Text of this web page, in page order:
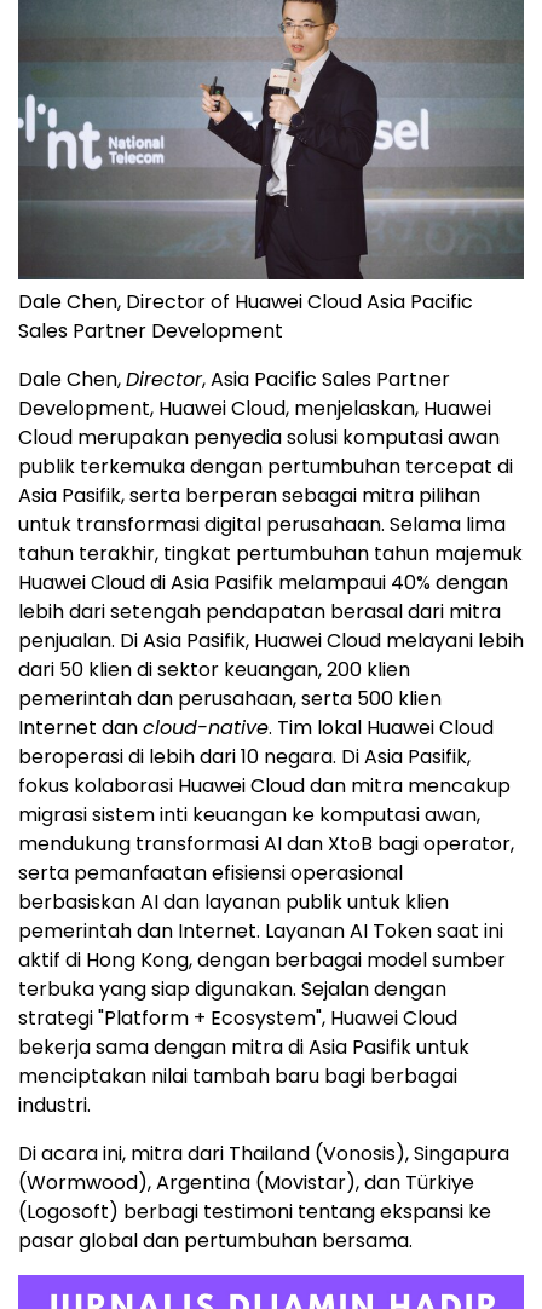
Dale Chen, Director of Huawei Cloud Asia Pacific
Sales Partner Development
Dale Chen,Director, Asia Pacific Sales Partner
Development, Huawei Cloud, menjelaskan, Huawei
Cloud merupakan penyedia solusi komputasi awan
publik terkemuka dengan pertumbuhan tercepat di
Asia Pasifik, serta berperan sebagai mitra pilihan
untuk transformasi digital perusahaan. Selama lima
tahun terakhir, tingkat pertumbuhan tahun majemuk
Huawei Cloud di Asia Pasifik melampaui 40% dengan
lebih dari setengah pendapatan berasal dari mitra
penjualan. Di Asia Pasifik, Huawei Cloud melayani lebih
dari 50 klien di sektor keuangan, 200 klien
pemerintah dan perusahaan, serta 500 klien
Internet dancloud-native. Tim lokal Huawei Cloud
beroperasi di lebih dari 10 negara. Di Asia Pasifik,
fokus kolaborasi Huawei Cloud dan mitra mencakup
migrasi sistem inti keuangan ke komputasi awan,
mendukung transformasi AI dan XtoB bagi operator,
serta pemanfaatan efisiensi operasional
berbasiskan AI dan layanan publik untuk klien
pemerintah dan Internet. Layanan AI Token saat ini
aktif di Hong Kong, dengan berbagai model sumber
terbuka yang siap digunakan. Sejalan dengan
strategi "Platform + Ecosystem", Huawei Cloud
bekerja sama dengan mitra di Asia Pasifik untuk
menciptakan nilai tambah baru bagi berbagai
industri.
Di acara ini, mitra dari Thailand (Vonosis), Singapura
(Wormwood), Argentina (Movistar), dan Türkiye
(Logosoft) berbagi testimoni tentang ekspansi ke
pasar global dan pertumbuhan bersama.